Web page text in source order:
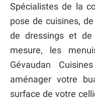
Spécialistes de la
pose de cuisines,
de dressings et de
mesure, les
Gévaudan
aménager votre
surface de votre